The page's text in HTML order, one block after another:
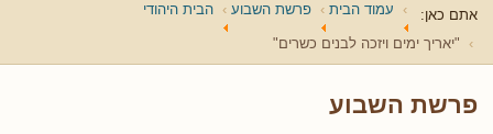
אתם כאן: עמוד הבית פרשת השבוע הבית היהודי
"יאריך ימים ויזכה לבנים כשרים"
פרשת השבוע